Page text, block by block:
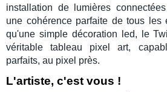
installation de
lumières connectées
une cohérence parfaite de tous les
qu'une simple décoration led, le
véritabletableau pixel art,
parfaits, au pixel près.
L'artiste, c'est vous !